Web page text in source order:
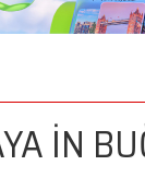
İN